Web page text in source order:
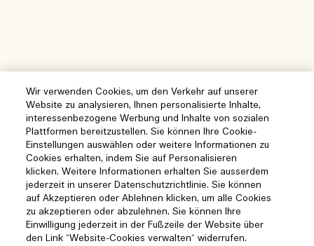
Hilfe
Cookies der Webseite verwalten
Häufig gestellte Fragen
Besuchen und entdecken
Wir verwenden Cookies, um den Verkehr auf unserer
Website zu analysieren, Ihnen personalisierte Inhalte,
interessenbezogene Werbung und Inhalte von sozialen
Plattformen bereitzustellen. Sie können Ihre Cookie-
Einstellungen auswählen oder weitere Informationen zu
Cookies erhalten, indem Sie auf Personalisieren
klicken. Weitere Informationen erhalten Sie ausserdem
jederzeit in unserer Datenschutzrichtlinie. Sie können
auf Akzeptieren oder Ablehnen klicken, um alle Cookies
zu akzeptieren oder abzulehnen. Sie können Ihre
Einwilligung jederzeit in der Fußzeile der Website über
den Link “Website-Cookies verwalten“ widerrufen.